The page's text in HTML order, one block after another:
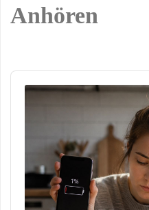
Anhören
Audio
Player